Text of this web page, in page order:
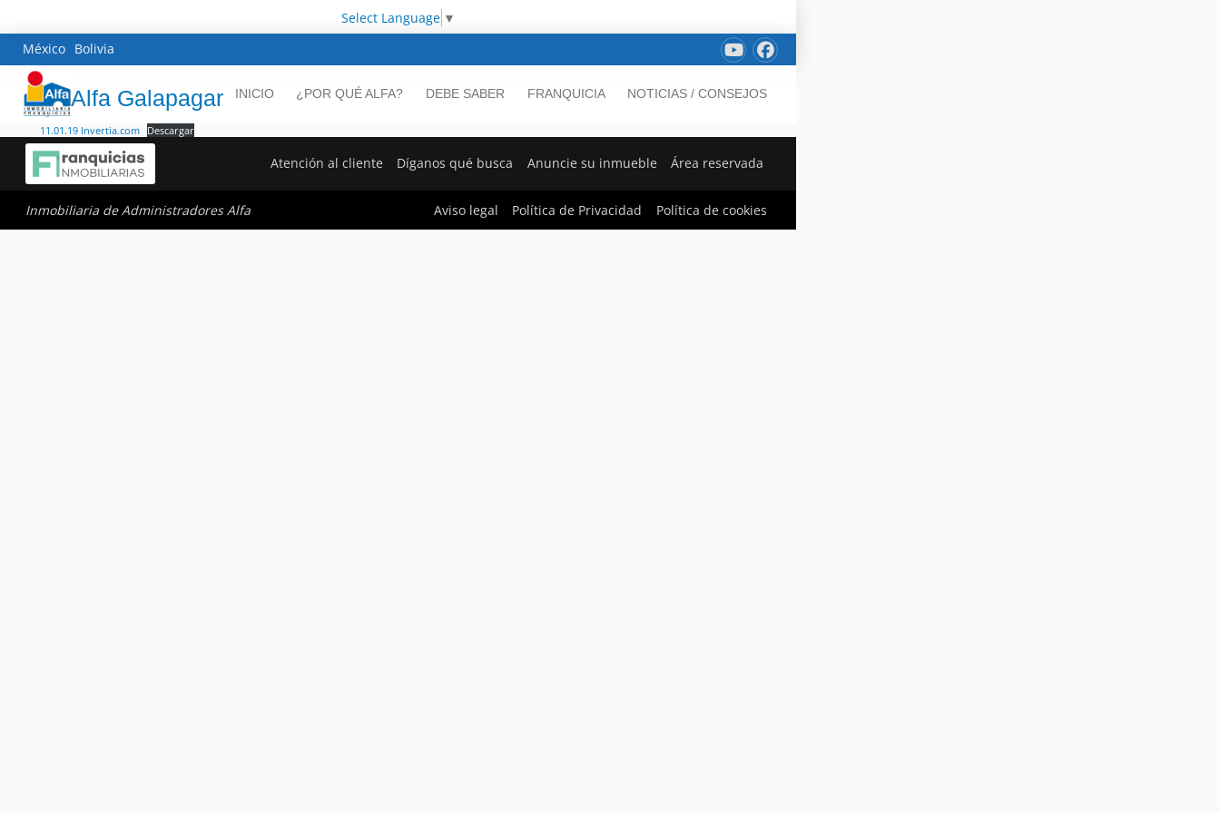
Select Language ▼
México Bolivia
Alfa Galapagar INICIO ¿POR QUÉ ALFA? DEBE SABER FRANQUICIA NOTICIAS / CONSEJOS
11.01.19 Invertia.com Descargar
Atención al cliente Díganos qué busca Anuncie su inmueble Área reservada
Inmobiliaria de Administradores Alfa Aviso legal Política de Privacidad Política de cookies